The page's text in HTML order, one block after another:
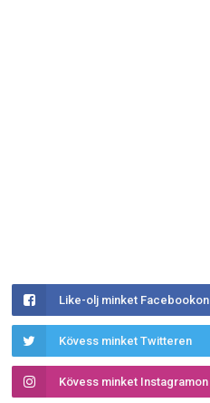
Like-olj minket Facebookon
Kövess minket Twitteren
Kövess minket Instagramon